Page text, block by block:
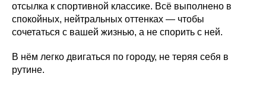
отсылка к спортивной классике. Всё выполнено в
спокойных, нейтральных оттенках — чтобы
сочетаться с вашей жизнью, а не спорить с ней.
В нём легко двигаться по городу, не теряя себя в
рутине.